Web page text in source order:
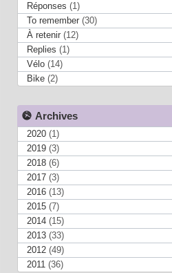
Réponses (1)
To remember(30)
À retenir(12)
Replies (1)
Vélo(14)
Bike(2)
Archives
2020(1)
2019(3)
2018(6)
2017(3)
2016(13)
2015(7)
2014(15)
2013(33)
2012(49)
2011(36)